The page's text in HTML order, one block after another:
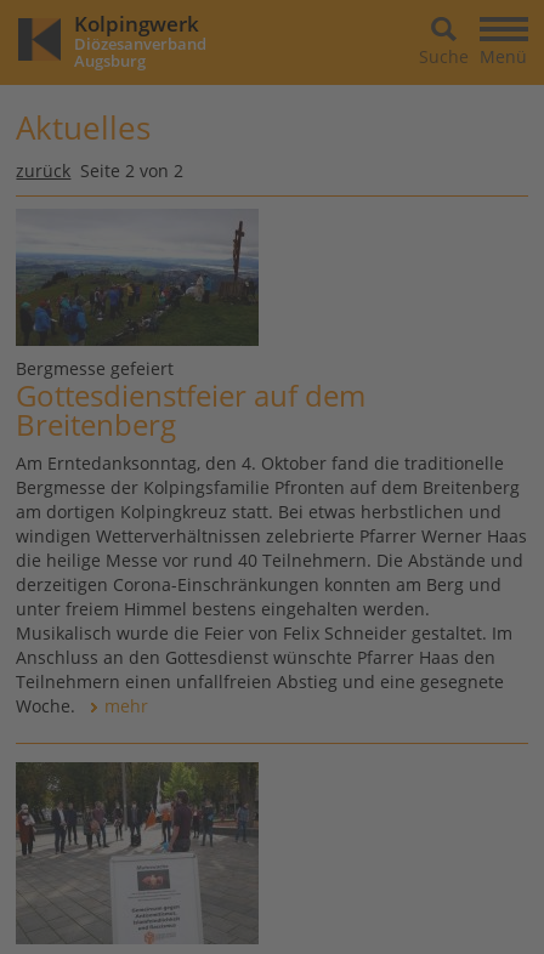
Kolpingwerk
Diözesanverband
Augsburg Menü
Suche
Aktuelles
zurück Seite 2 von 2
Bergmesse gefeiert
Gottesdienstfeier auf dem
Breitenberg
Am Erntedanksonntag, den 4. Oktober fand die traditionelle
Bergmesse der Kolpingsfamilie Pfronten auf dem Breitenberg
am dortigen Kolpingkreuz statt. Bei etwas herbstlichen und
windigen Wetterverhältnissen zelebrierte Pfarrer Werner Haas
die heilige Messe vor rund 40 Teilnehmern. Die Abstände und
derzeitigen Corona-Einschränkungen konnten am Berg und
unter freiem Himmel bestens eingehalten werden.
Musikalisch wurde die Feier von Felix Schneider gestaltet. Im
Anschluss an den Gottesdienst wünschte Pfarrer Haas den
Teilnehmern einen unfallfreien Abstieg und eine gesegnete
Woche.
mehr